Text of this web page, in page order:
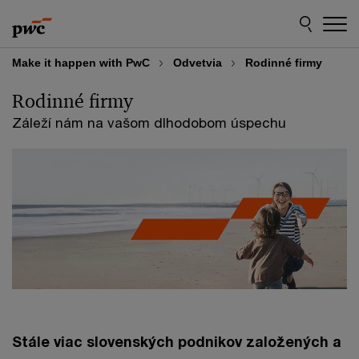
to
content
to
footer
Make it happen with PwC Odvetvia Rodinné firmy
Záleží nám na vašom dlhodobom úspechu
Rodinné firmy
Stále viac slovenských podnikov založených a